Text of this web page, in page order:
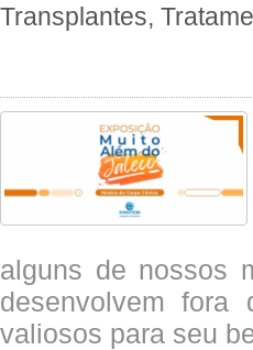
Transplantes,
alguns de nossos
desenvolvem
valiosos para seu